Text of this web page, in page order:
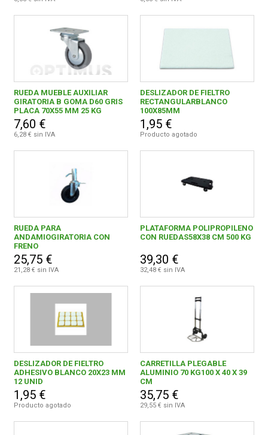
MAIOL GERMANS, S.L.
PRAMAC IBERICA, S.A.U
QUALITY FERRETERIA PLUS, S.C.C.L. 8
RUEDAS ALEX, S.L.U. 20
Siesa 2
7
WOLFCRAFT GmbH
RUEDA MUEBLE AUXILIAR
GIRATORIA B GOMA D60 GRIS
PLACA 70X55 MM 25 KG
7,60 €
6,28 € sin IVA
DESLIZADOR DE FIELTRO
RECTANGULARBLANCO
100X85MM
1,95 €
Producto agotado
RUEDA PARA
ANDAMIOGIRATORIA CON
FRENO
25,75 €
21,28 € sin IVA
PLATAFORMA POLIPROPILENO
CON RUEDAS58X38 CM 500 KG
39,30 €
32,48 € sin IVA
DESLIZADOR DE FIELTRO
ADHESIVO BLANCO 20X23 MM
12 UNID
1,95 €
Producto agotado
CARRETILLA PLEGABLE
ALUMINIO 70 KG100 X 40 X 39
CM
35,75 €
29,55 € sin IVA